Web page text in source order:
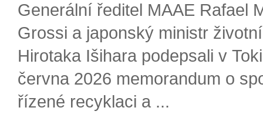
Generální ředitel MAAE Rafael
Grossi a japonský ministr
Hirotaka Išihara podepsali v
června 2026 memorandum o
řízené recyklaci a ...